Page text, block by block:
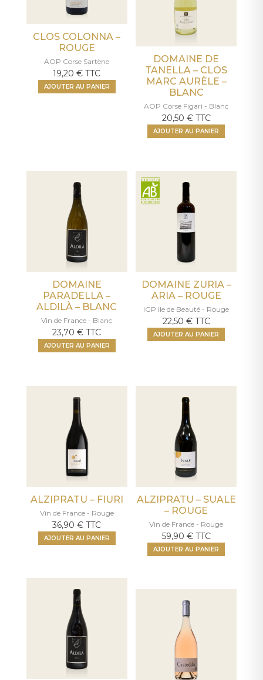
CLOS COLONNA –
ROUGE
AOP Corse Sartène
19,20€ TTC
AJOUTER AU PANIER
DOMAINE DE
TANELLA – CLOS
MARC AURÈLE –
BLANC
AOP Corse Figari - Blanc
20,50 € TTC
AJOUTER AU PANIER
DOMAINE
PARADELLA –
ALDILÀ – BLANC
Vin de France - Blanc
23,70€ TTC
AJOUTER AU PANIER
DOMAINE ZURIA –
ARIA – ROUGE
IGP Ile de Beauté - Rouge
22,50 € TTC
AJOUTER AU PANIER
ALZIPRATU – FIURI
Vin de France - Rouge
36,90€ TTC
AJOUTER AU PANIER
ALZIPRATU – SUALE
– ROUGE
Vin de France - Rouge
59,90 € TTC
AJOUTER AU PANIER